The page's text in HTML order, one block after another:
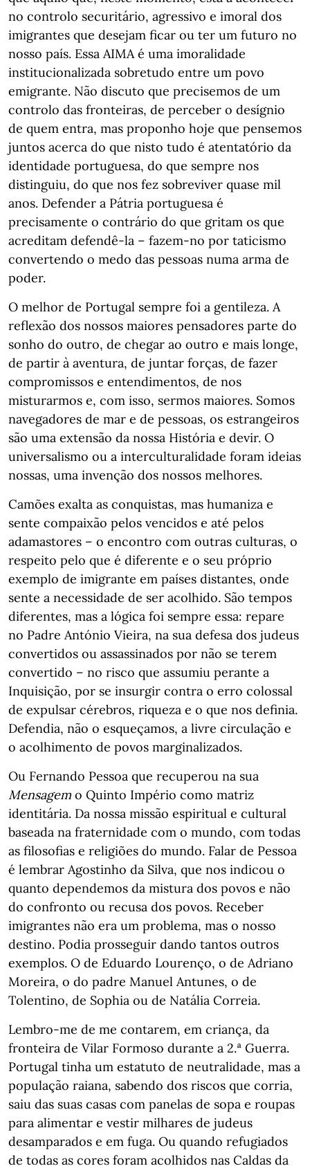
no controlo securitário, agressivo e imoral dos
imigrantes que desejam ficar ou ter um futuro no
nosso país. Essa AIMA é uma imoralidade
institucionalizada sobretudo entre um povo
emigrante. Não discuto que precisemos de um
controlo das fronteiras, de perceber o desígnio
de quem entra, mas proponho hoje que pensemos
juntos acerca do que nisto tudo é atentatório da
identidade portuguesa, do que sempre nos
distinguiu, do que nos fez sobreviver quase mil
anos. Defender a Pátria portuguesa é
precisamente o contrário do que gritam os que
acreditam defendê-la – fazem-no por taticismo
convertendo o medo das pessoas numa arma de
poder.
O melhor de Portugal sempre foi a gentileza. A
reflexão dos nossos maiores pensadores parte do
sonho do outro, de chegar ao outro e mais longe,
de partir à aventura, de juntar forças, de fazer
compromissos e entendimentos, de nos
misturarmos e, com isso, sermos maiores. Somos
navegadores de mar e de pessoas, os estrangeiros
são uma extensão da nossa História e devir. O
universalismo ou a interculturalidade foram ideias
nossas, uma invenção dos nossos melhores.
Camões exalta as conquistas, mas humaniza e
sente compaixão pelos vencidos e até pelos
adamastores – o encontro com outras culturas, o
respeito pelo que é diferente e o seu próprio
exemplo de imigrante em países distantes, onde
sente a necessidade de ser acolhido. São tempos
diferentes, mas a lógica foi sempre essa: repare
no Padre António Vieira, na sua defesa dos judeus
convertidos ou assassinados por não se terem
convertido – no risco que assumiu perante a
Inquisição, por se insurgir contra o erro colossal
de expulsar cérebros, riqueza e o que nos definia.
Defendia, não o esqueçamos, a livre circulação e
o acolhimento de povos marginalizados.
Ou Fernando Pessoa que recuperou na sua
Mensagem o Quinto Império como matriz
identitária. Da nossa missão espiritual e cultural
baseada na fraternidade com o mundo, com todas
as filosofias e religiões do mundo. Falar de Pessoa
é lembrar Agostinho da Silva, que nos indicou o
quanto dependemos da mistura dos povos e não
do confronto ou recusa dos povos. Receber
imigrantes não era um problema, mas o nosso
destino. Podia prosseguir dando tantos outros
exemplos. O de Eduardo Lourenço, o de Adriano
Moreira, o do padre Manuel Antunes, o de
Tolentino, de Sophia ou de Natália Correia.
Lembro-me de me contarem, em criança, da
fronteira de Vilar Formoso durante a 2.ª Guerra.
Portugal tinha um estatuto de neutralidade, mas a
população raiana, sabendo dos riscos que corria,
saiu das suas casas com panelas de sopa e roupas
para alimentar e vestir milhares de judeus
desamparados e em fuga. Ou quando refugiados
de todas as cores foram acolhidos nas Caldas da